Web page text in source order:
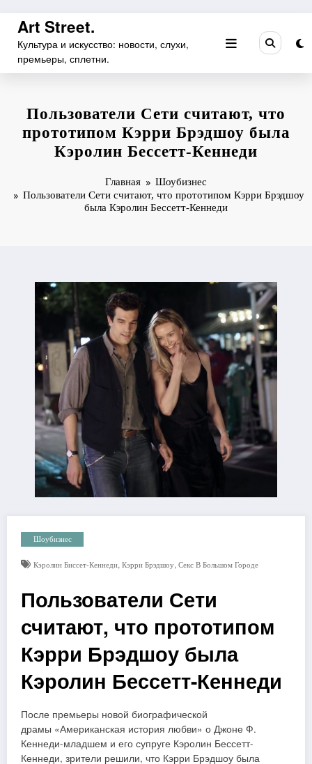
Перейти
содержимому
Art Street.
Культура и искусство: новости, слухи,
премьеры, сплетни.
Пользователи Сети считают, что
прототипом Кэрри Брэдшоу была
Кэролин Бессетт-Кеннеди
Главная
Шоубизнес
Пользователи Сети считают, что прототипом Кэрри Брэдшоу
была Кэролин Бессетт-Кеннеди
Шоубизнес
Кэролин Биссет-Кеннеди, Кэрри Брэдшоу, Секс В Большом Городе
Пользователи Сети
считают, что прототипом
Кэрри Брэдшоу была
Кэролин Бессетт-Кеннеди
После премьеры новой биографической
драмы «Американская история любви» о Джоне Ф.
Кеннеди-младшем и его супруге Кэролин Бессетт-
Кеннеди, зрители решили, что Кэрри Брэдшоу была